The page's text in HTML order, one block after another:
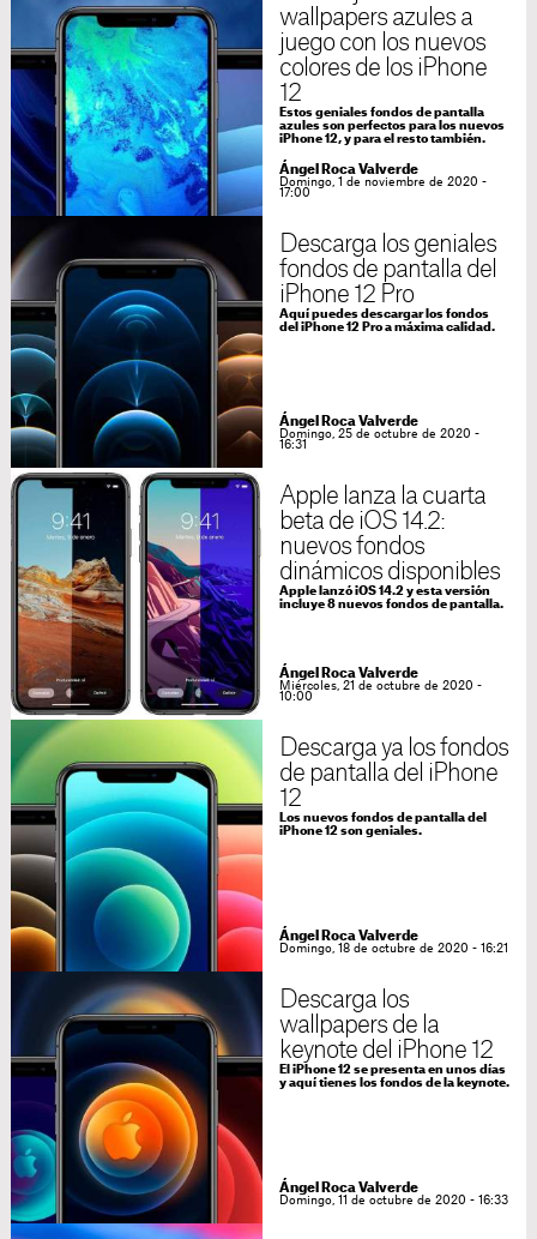
wallpapers azules a
juego con los nuevos
colores de los iPhone
12
Estos geniales fondos de pantalla
azules son perfectos para los nuevos
iPhone 12, y para el resto también.
Ángel Roca Valverde
Domingo, 1 de noviembre de 2020 -
17:00
Descarga los geniales
fondos de pantalla del
iPhone 12 Pro
Aquí puedes descargar los fondos
del iPhone 12 Pro a máxima calidad.
Ángel Roca Valverde
Domingo, 25 de octubre de 2020 -
16:31
Apple lanza la cuarta
beta de iOS 14.2:
nuevos fondos
dinámicos disponibles
Apple lanzó iOS 14.2 y esta versión
incluye 8 nuevos fondos de pantalla.
Ángel Roca Valverde
Miércoles, 21 de octubre de 2020 -
10:00
Descarga ya los fondos
de pantalla del iPhone
12
Los nuevos fondos de pantalla del
iPhone 12 son geniales.
Ángel Roca Valverde
Domingo, 18 de octubre de 2020 - 16:21
Descarga los
wallpapers de la
keynote del iPhone 12
El iPhone 12 se presenta en unos días
y aquí tienes los fondos de la keynote.
Ángel Roca Valverde
Domingo, 11 de octubre de 2020 - 16:33